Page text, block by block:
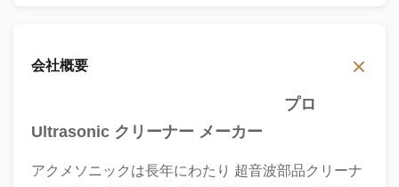
会社概要
プロ
Ultrasonic クリーナー メーカー
アクメソニックは長年にわたり 超音波部品クリーナ